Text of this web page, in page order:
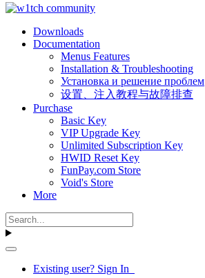
Downloads
Documentation
Menus Features
Installation & Troubleshooting
Установка и решение проблем
设置、注入教程与故障排查
Purchase
Basic Key
VIP Upgrade Key
Unlimited Subscription Key
HWID Reset Key
FunPay.com Store
Void's Store
More
Existing user? Sign In